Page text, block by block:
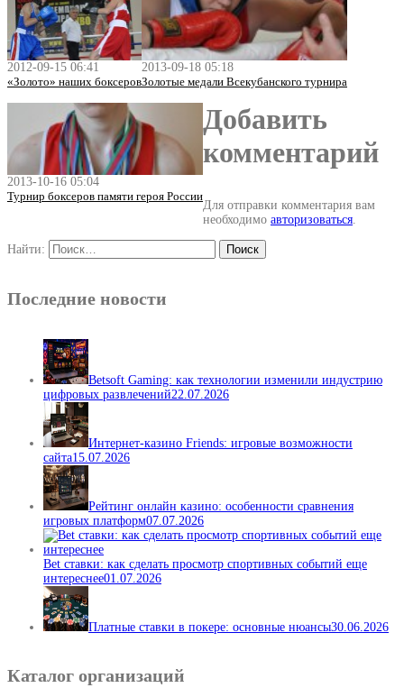
2012-09-15 06:41
«Золото» наших боксеров
2013-09-18 05:18
Золотые медали Всекубанского турнира
2013-10-16 05:04
Турнир боксеров памяти героя России
Добавить
комментарий
Для отправки комментария вам
необходимо авторизоваться
Найти:
Последние новости
Betsoft Gaming: как технологии изменили индустрию
цифровых развлечений22.07.2026
Интернет-казино Friends: игровые возможности
сайта15.07.2026
Рейтинг онлайн казино: особенности сравнения
игровых платформ07.07.2026
Bet ставки: как сделать просмотр спортивных событий еще
интереснее01.07.2026
Платные ставки в покере: основные нюансы30.06.2026
Каталог организаций